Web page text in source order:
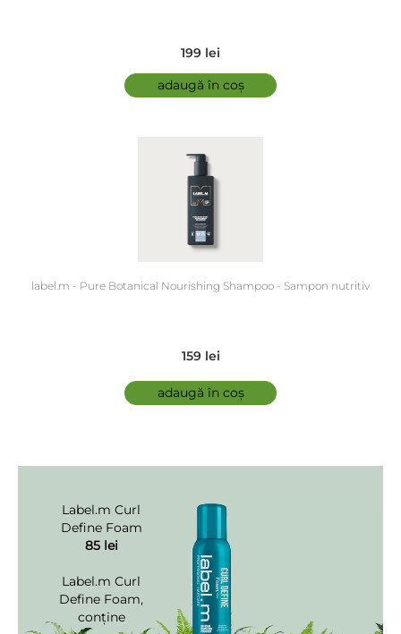
199 lei
adaugă în coș
label.m - Pure Botanical Nourishing Shampoo - Sampon nutritiv
159 lei
adaugă în coș
Label.m Curl
Define Foam
85 lei
Label.m Curl
Define Foam,
conține